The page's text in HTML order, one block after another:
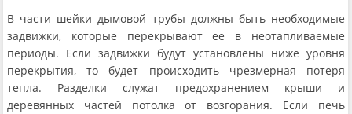
В части шейки дымовой трубы должны быть необходимые
задвижки, которые перекрывают ее в неотапливаемые
периоды. Если задвижки будут установлены ниже уровня
перекрытия, то будет происходить чрезмерная потеря
тепла. Разделки служат предохранением крыши и
деревянных частей потолка от возгорания. Если печь